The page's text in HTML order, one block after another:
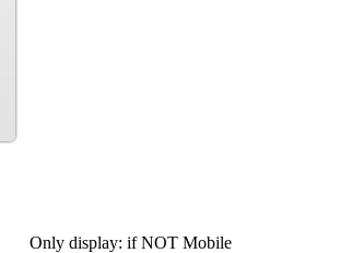
Only display: if NOT Mobile